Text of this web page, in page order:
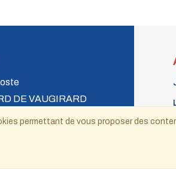
DE VAUGIRARD
15
permettant de vous proposer des